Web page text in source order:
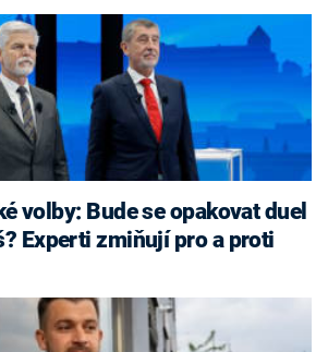
Experti zmiňují pro a proti